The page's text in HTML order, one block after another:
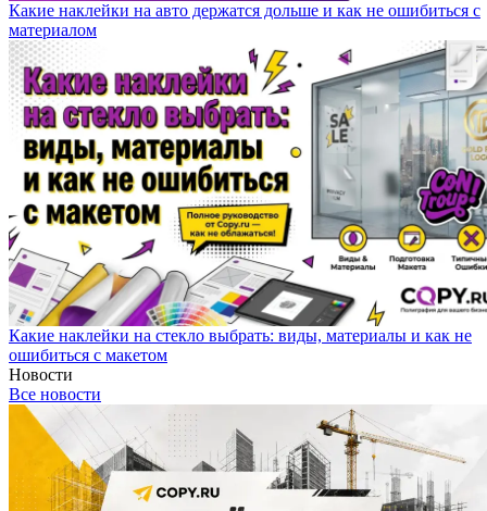
Какие наклейки на авто держатся дольше и как не ошибиться с
материалом
Какие наклейки на стекло выбрать: виды, материалы и как не
ошибиться с макетом
Новости
Все новости